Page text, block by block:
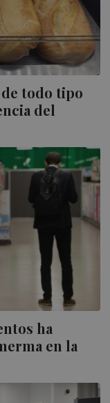
de todo tipo
del
ha
en la